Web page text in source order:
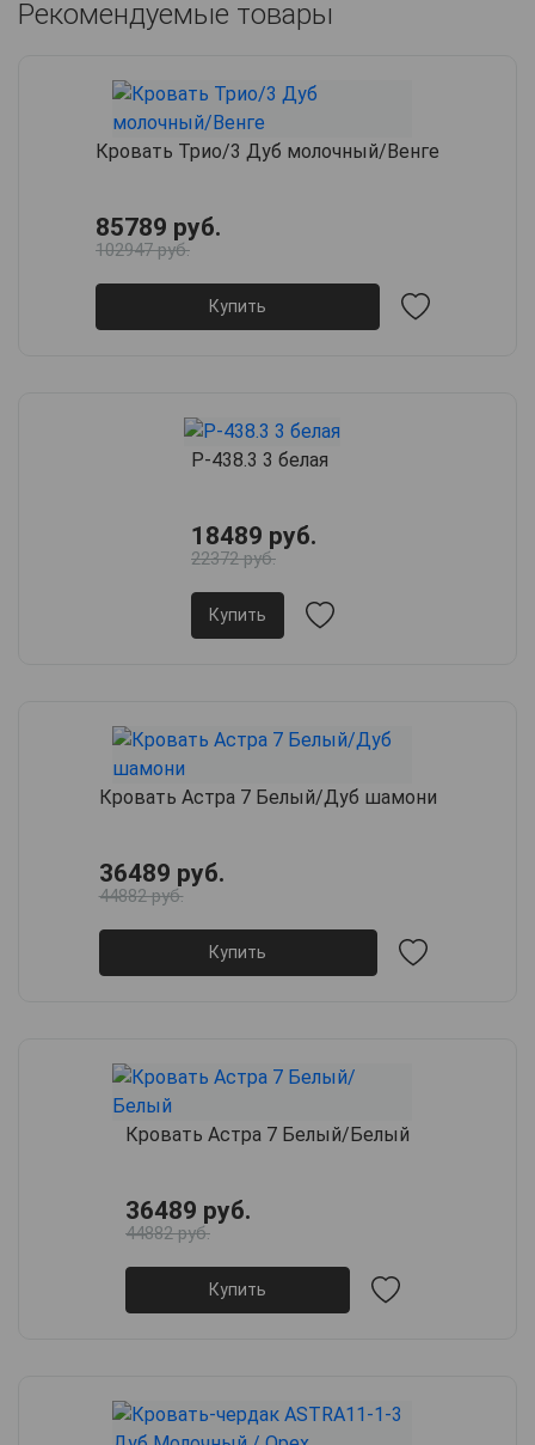
Рекомендуемые товары
Кровать Трио/3 Дуб молочный/Венге
85789 руб.
102947 руб.
Купить
Р-438.3 3 белая
18489 руб.
22372 руб.
Купить
Кровать Астра 7 Белый/Дуб шамони
36489 руб.
44882 руб.
Купить
Кровать Астра 7 Белый/Белый
36489 руб.
44882 руб.
Купить